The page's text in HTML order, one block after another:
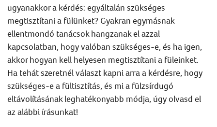
ugyanakkor a kérdés: egyáltalán szükséges
megtisztítani a fülünket? Gyakran egymásnak
ellentmondó tanácsok hangzanak el azzal
kapcsolatban, hogy valóban szükséges-e, és ha igen,
akkor hogyan kell helyesen megtisztítani a füleinket.
Ha tehát szeretnél választ kapni arra a kérdésre, hogy
szükséges-e a fültisztítás, és mi a fülzsírdugó
eltávolításánakleghatékonyabb módja, úgyolvasd el
az alábbi írásunkat!